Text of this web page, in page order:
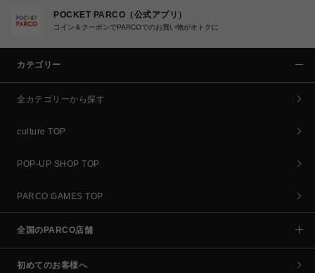
POCKET PARCO（公式アプリ）
コイン＆クーポンでPARCOでのお買い物がオトクに
カテゴリー
全カテゴリーから探す
culture TOP
POP-UP SHOP TOP
PARCO GAMES TOP
全国のPARCO店舗
初めてのお客様へ